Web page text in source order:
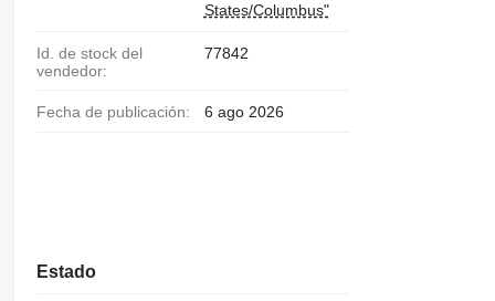
States/Columbus"
Id. de stock del
vendedor:
77842
Fecha de publicación: 6 ago 2026
Estado